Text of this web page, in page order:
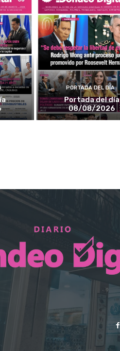
PORTADA DEL DÍA
Portada del día
08/08/2026